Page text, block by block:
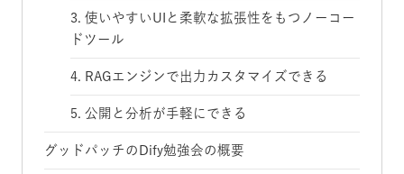
3. 使いやすいUIと柔軟な拡張性をもつノーコー
ドツール
4. RAGエンジンで出力カスタマイズできる
5. 公開と分析が手軽にできる
グッドパッチのDify勉強会の概要